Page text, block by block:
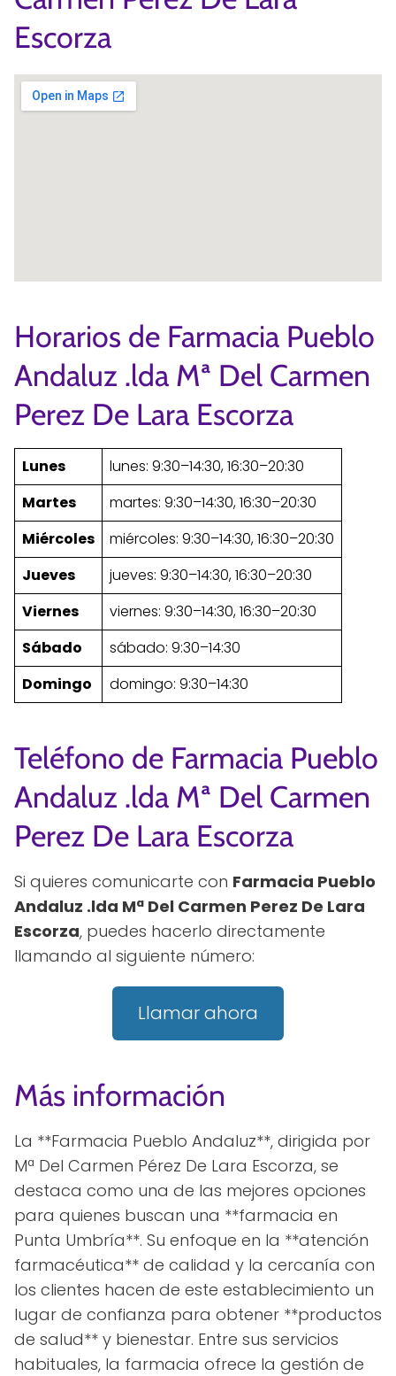
Escorza
Horarios de Farmacia Pueblo
Andaluz .lda Mª Del Carmen
Perez De Lara Escorza
Lunes
lunes: 9:30–14:30, 16:30–20:30
Martes
martes: 9:30–14:30, 16:30–20:30
Miércoles
miércoles: 9:30–14:30, 16:30–20:30
Jueves
jueves: 9:30–14:30, 16:30–20:30
Viernes
viernes: 9:30–14:30, 16:30–20:30
Sábado
sábado: 9:30–14:30
Domingo
domingo: 9:30–14:30
Teléfono de Farmacia Pueblo
Andaluz .lda Mª Del Carmen
Perez De Lara Escorza
Si quieres comunicarte con Farmacia Pueblo
Andaluz .lda Mª Del Carmen Perez De Lara
Escorza, puedes hacerlo directamente
llamando al siguiente número:
Llamar ahora
Más información
La **Farmacia Pueblo Andaluz**, dirigida por
Mª Del Carmen Pérez De Lara Escorza, se
destaca como una de las mejores opciones
para quienes buscan una **farmacia en
Punta Umbría**. Su enfoque en la **atención
farmacéutica** de calidad y la cercanía con
los clientes hacen de este establecimiento un
lugar de confianza para obtener **productos
de salud** y bienestar. Entre sus servicios
habituales, la farmacia ofrece la gestión de